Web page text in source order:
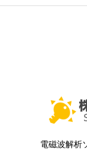
電磁波解析